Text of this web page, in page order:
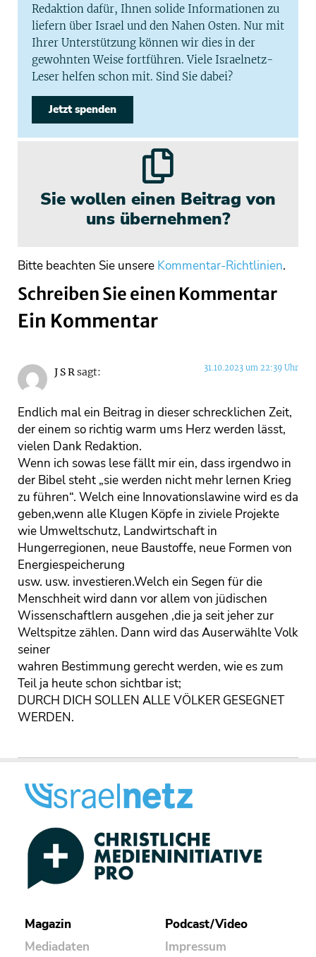
Redaktion dafür, Ihnen solide Informationen zu
liefern über Israel und den Nahen Osten. Nur mit
Ihrer Unterstützung können wir dies in der
gewohnten Weise fortführen. Viele Israelnetz-
Leser helfen schon mit. Sind Sie dabei?
Jetzt spenden
Sie wollen einen Beitrag von
uns übernehmen?
Bitte beachten Sie unsere Kommentar-Richtlinien.
Schreiben Sie einen Kommentar
Ein Kommentar
J S Rsagt: 31.10.2023 um 22:39 Uhr
Endlich mal ein Beitrag in dieser schrecklichen Zeit,
der einem so richtig warm ums Herz werden lässt,
vielen Dank Redaktion.
Wenn ich sowas lese fällt mir ein, dass irgendwo in
der Bibel steht „sie werden nicht mehr lernen Krieg
zu führen“. Welch eine Innovationslawine wird es da
geben,wenn alle Klugen Köpfe in ziviele Projekte
wie Umweltschutz, Landwirtschaft in
Hungerregionen, neue Baustoffe, neue Formen von
Energiespeicherung
usw. usw. investieren.Welch ein Segen für die
Menschheit wird dann vor allem von jüdischen
Wissenschaftlern ausgehen ,die ja seit jeher zur
Weltspitze zählen. Dann wird das Auserwählte Volk
seiner
wahren Bestimmung gerecht werden, wie es zum
Teil ja heute schon sichtbar ist;
DURCH DICH SOLLEN ALLE VÖLKER GESEGNET
WERDEN.
Magazin
Mediadaten
Podcast/Video
Impressum